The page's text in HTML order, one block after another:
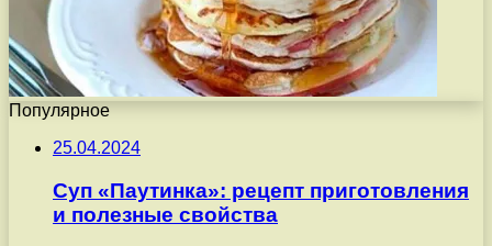
Популярное
25.04.2024
Суп «Паутинка»: рецепт приготовления
и полезные свойства